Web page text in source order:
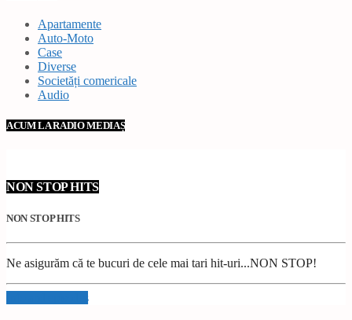
Apartamente
Auto-Moto
Case
Diverse
Societăți comericale
Audio
ACUM LA RADIO MEDIAȘ
NON STOP HITS
NON STOP HITS
Ne asigurăm că te bucuri de cele mai tari hit-uri...NON STOP!
Info and episodes